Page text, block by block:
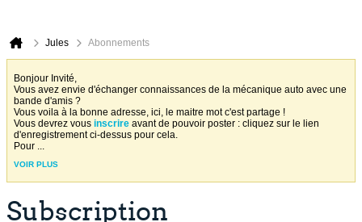
Jules Abonnements
Bonjour Invité,
Vous avez envie d'échanger connaissances de la mécanique auto avec une
bande d'amis ?
Vous voila à la bonne adresse, ici, le maitre mot c'est partage !
Vous devrez vous inscrire avant de pouvoir poster : cliquez sur le lien
d'enregistrement ci-dessus pour cela.
Pour ...
VOIR PLUS
Subscription